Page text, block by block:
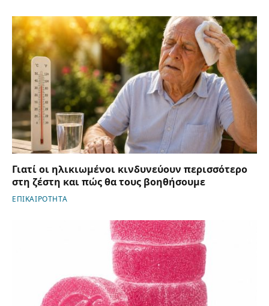
Γιατί οι ηλικιωμένοι κινδυνεύουν περισσότερο
στη ζέστη και πώς θα τους βοηθήσουμε
ΕΠΙΚΑΙΡΟΤΗΤΑ